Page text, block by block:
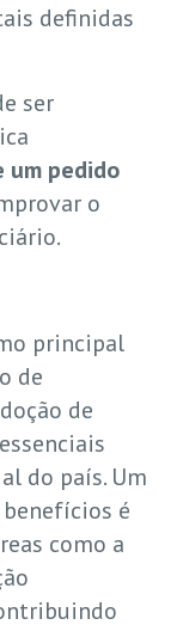
definidas
ser
um pedido
o
principal
de
de
do país. Um
é
como a